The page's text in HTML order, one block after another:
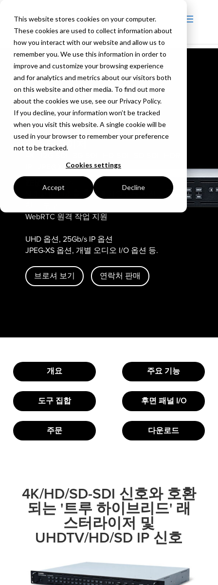
This website stores cookies on your computer.
These cookies are used to collect information about
how you interact with our website and allow us to
remember you. We use this information in order to
improve and customize your browsing experience
and for analytics and metrics about our visitors both
on this website and other media. To find out more
about the cookies we use, see our Privacy Policy.
If you decline, your information won’t be tracked
when you visit this website. A single cookie will be
used in your browser to remember your preference
not to be tracked.
Cookies settings
Accept Decline
LV7600W
래스터라이저
IP | JPEG-XS
ZEN-W 시리즈
SDI 및 IP 신호를 동시에 지원하는 완전 하이브
WebRTC 원격 작업 지원
UHD 옵션, 25Gb/s IP 옵션
JPEG-XS 옵션, 개별 오디오 I/O 옵션 등.
브로셔 보기 연락처 판매
개요 주요 기능
도구 집합 후면 패널 I/O
주문 다운로드
4K/HD/SD-SDI 신호와 호환
되는 '트루 하이브리드' 래
스터라이저 및
UHDTV/HD/SD IP 신호